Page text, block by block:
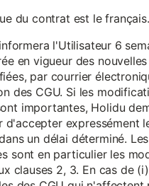
du contrat est le français.
l'Utilisateur 6
en vigueur des
par courrier
des CGU. Si les
importantes, Holidu
d'accepter expressément
un délai déterminé.
sont en particulier les
clauses 2, 3. En cas de